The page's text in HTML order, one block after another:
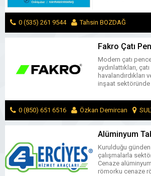
çeşitleri, hırdavat
alanında toptan –
tecrübemiz ve
ilişkilerimizle hızlı
müşterimize
hedefimizdir.
koşullarına […]
0 (535) 261 9544 Tahsin BOZDAĞ
ONİKİŞUBAT / KAHRAMANMARAŞFakro Çatı
Modern çatı
aydınlattıkları,
havalandırdıkları
inşaat sektöründe
çatı pencereleri
ve daha az emek-
değişiyor.
pencereleri,
verimliliği, güvenlik
özelliklerine
ürünlerdir. […]
0 (850) 651 6516 Özkan Demircan
Alüminyum
Yıkama
Araçları
Kurulduğu günden
çalışmalarla
Cenaze
römorku cenaze